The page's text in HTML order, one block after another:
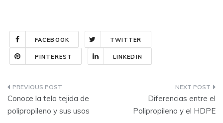
FACEBOOK TWITTER
PINTEREST LINKEDIN
Navegación
de
Conoce la tela tejida de
polipropileno y sus usos
Diferencias entre el
Polipropileno y el HDPE